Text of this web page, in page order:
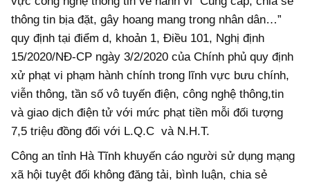
thông tin bịa đặt, gây hoang mang trong nhân dân…”
quy định tại điểm d, khoản 1, Điều 101, Nghị định
15/2020/NĐ-CP ngày 3/2/2020 của Chính phủ quy định
xử phạt vi phạm hành chính trong lĩnh vực bưu chính,
viễn thông, tần số vô tuyến điện, công nghệ thông,tin
và giao dịch điện tử với mức phạt tiền mỗi đối tượng
7,5 triệu đồng đối với L.Q.C và N.H.T.
Công an tỉnh Hà Tĩnh khuyến cáo người sử dụng mạng
xã hội tuyệt đối không đăng tải, bình luận, chia sẻ